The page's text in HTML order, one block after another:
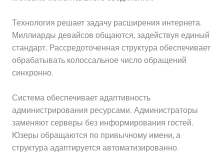
Технология решает задачу расширения интернета.
Миллиарды девайсов общаются, задействуя единый
стандарт. Рассредоточенная структура обеспечивает
обрабатывать колоссальное число обращений
синхронно.
Система обеспечивает адаптивность
администрирования ресурсами. Администраторы
заменяют серверы без информирования гостей.
Юзеры обращаются по привычному имени, а
структура адаптируется автоматизированно.